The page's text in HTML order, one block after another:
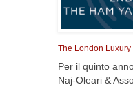
The London
Per il quinto
Naj-Oleari &